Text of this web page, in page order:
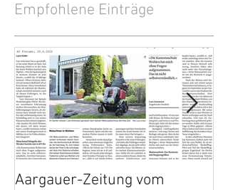
Empfohlene Einträge
Aargauer-Zeitung vom